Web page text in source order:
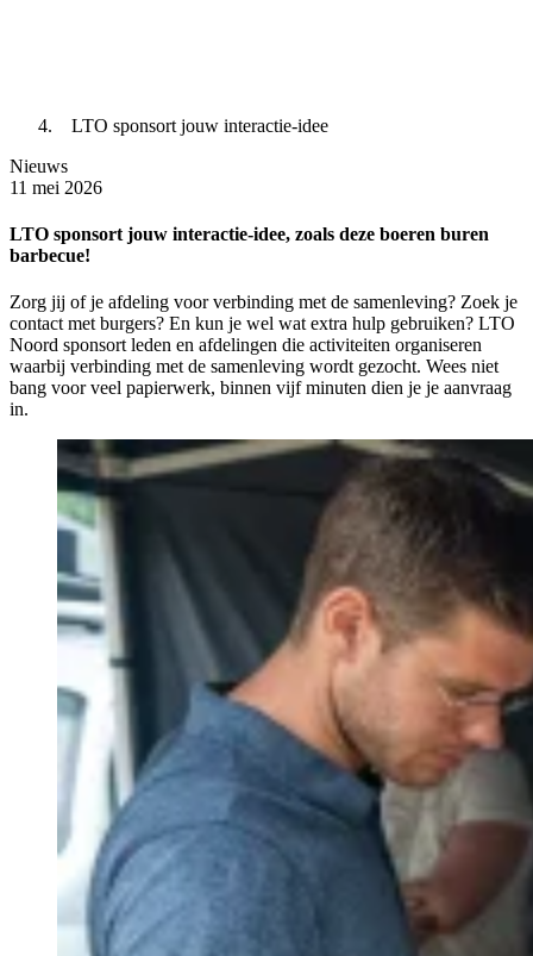
LTO sponsort jouw interactie-idee
Nieuws
11 mei 2026
LTO sponsort jouw interactie-idee, zoals deze boeren buren
barbecue!
Zorg jij of je afdeling voor verbinding met de samenleving? Zoek je
contact met burgers? En kun je wel wat extra hulp gebruiken? LTO
Noord sponsort leden en afdelingen die activiteiten organiseren
waarbij verbinding met de samenleving wordt gezocht. Wees niet
bang voor veel papierwerk, binnen vijf minuten dien je je aanvraag
in.